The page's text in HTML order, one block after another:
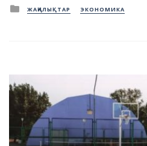
Posted
in
ЖАҢАЛЫҚТАР ЭКОНОМИКА